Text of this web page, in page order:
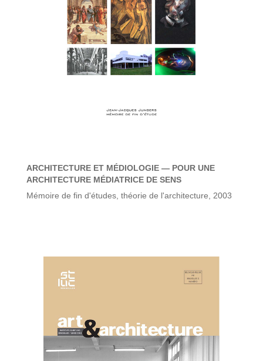
ARCHITECTURE ET MÉDIOLOGIE — POUR UNE
ARCHITECTURE MÉDIATRICE DE SENS
Mémoire de fin d'études, théorie de l'architecture, 2003